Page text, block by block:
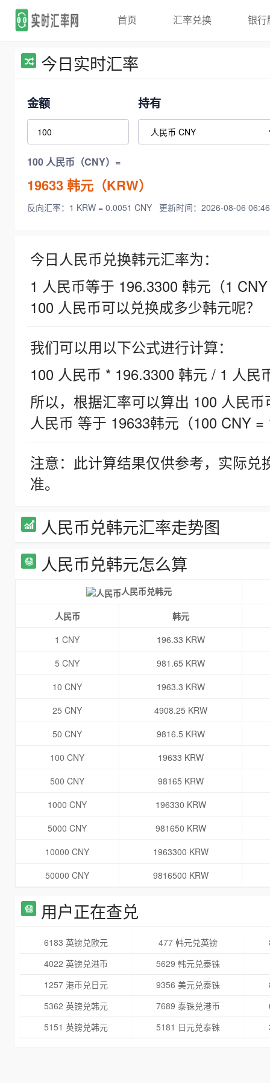
首页 汇率兑换 银行
今日实时汇率
金额 持有
100 人民币（CNY）=
19633韩元（KRW）
反向汇率：1 KRW = 0.0051 CNY 更新时间：2026-08-06
今日人民币兑换韩元汇率为：
1 人民币等于 196.3300 韩元（1
100 人民币可以兑换成多少韩元呢？
我们可以用以下公式进行计算：
100 人民币 * 196.3300 韩元 / 1 人民
所以，根据汇率可以算出 100 人民
人民币 等于 19633韩元（100 CNY =
注意：此计算结果仅供参考，实际
准。
人民币兑韩元汇率走势图
人民币兑韩元怎么算
人民币兑韩元
人民币
韩元
1 CNY
196.33 KRW
5 CNY
981.65 KRW
10 CNY
1963.3 KRW
25 CNY
4908.25 KRW
50 CNY
9816.5 KRW
100 CNY
19633 KRW
500 CNY
98165 KRW
1000 CNY
196330 KRW
5000 CNY
981650 KRW
10000 CNY
1963300 KRW
50000 CNY
9816500 KRW
用户正在查兑
6183 英镑兑欧元 477 韩元兑英镑
4022 英镑兑港币
5629 韩元兑泰铢
1257 港币兑日元
9356 美元兑泰铢
5362 英镑兑韩元
7689 泰铢兑港币
5151 英镑兑韩元
5181 日元兑泰铢